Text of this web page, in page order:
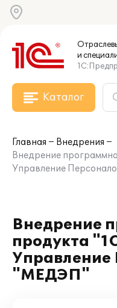
и
Каталог
Главная
Внедрения
Внедрение
Управление
Внедрение
продукта
Управление
"МЕДЭП"